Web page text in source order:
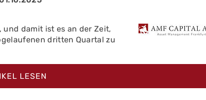
damit ist es an der Zeit,
dritten Quartal zu
LESEN